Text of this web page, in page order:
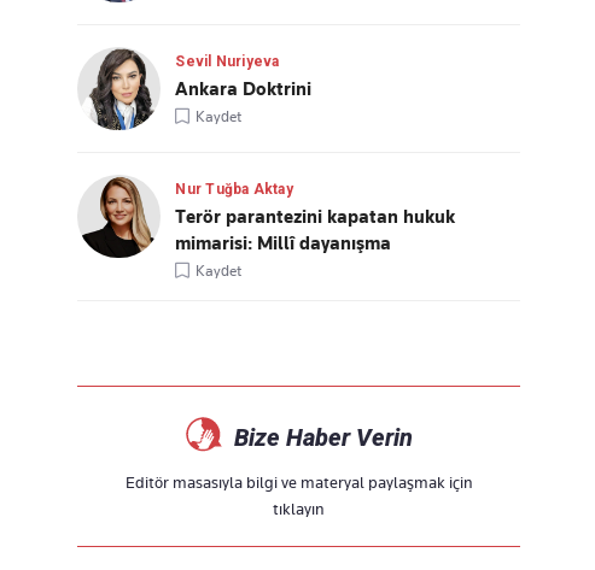
Sevil Nuriyeva
Ankara Doktrini
Kaydet
Nur Tuğba Aktay
Terör parantezini kapatan hukuk
mimarisi: Millî dayanışma
Kaydet
Bize Haber Verin
Editör masasıyla bilgi ve materyal paylaşmak için
tıklayın